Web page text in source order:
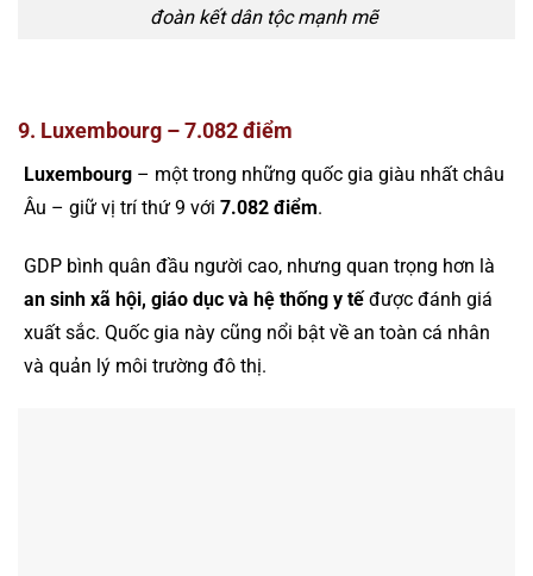
đoàn kết dân tộc mạnh mẽ
9. Luxembourg – 7.082 điểm
Luxembourg – một trong những quốc gia giàu nhất châu
Âu – giữ vị trí thứ 9 với 7.082 điểm.
GDP bình quân đầu người cao, nhưng quan trọng hơn là
an sinh xã hội, giáo dục và hệ thống y tếđược đánh giá
xuất sắc. Quốc gia này cũng nổi bật về an toàn cá nhân
và quản lý môi trường đô thị.